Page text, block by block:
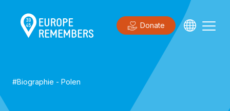
Donate
#Biographie - Polen